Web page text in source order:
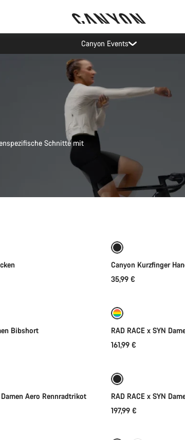
Lease a Bike Austria jetzt verfügbar
Schnitte mit
Canyon Kurzfinger
35,99 €
Bibshort
RAD RACE x SYN
161,99 €
Aero Rennradtrikot
RAD RACE x SYN
197,99 €